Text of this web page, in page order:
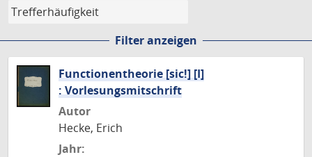
Filter anzeigen
Functionentheorie [sic!] [I]
: Vorlesungsmitschrift
Autor
Hecke, Erich
Jahr: